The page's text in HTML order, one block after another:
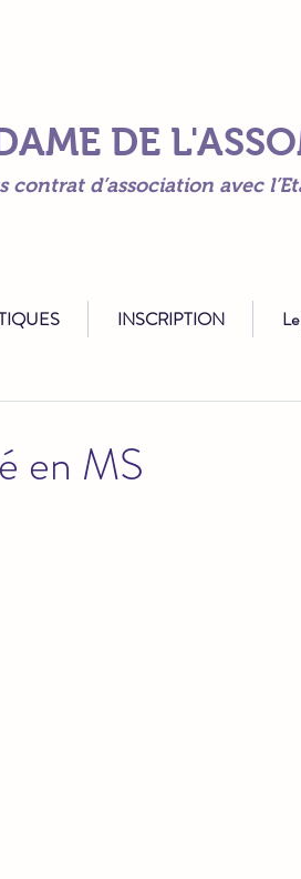
DE
contrat d’association avec
INSCRIPTION
en MS